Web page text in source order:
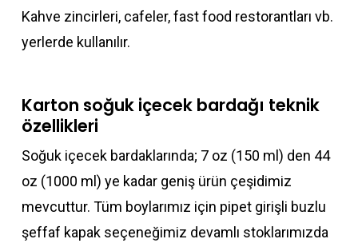
Kahve zincirleri, cafeler, fast food restorantları vb.
yerlerde kullanılır.
Karton soğuk içecek bardağı teknik
özellikleri
Soğuk içecek bardaklarında; 7 oz (150 ml) den 44
oz (1000 ml) ye kadar geniş ürün çeşidimiz
mevcuttur. Tüm boylarımız için pipet girişli buzlu
şeffaf kapak seçeneğimiz devamlı stoklarımızda